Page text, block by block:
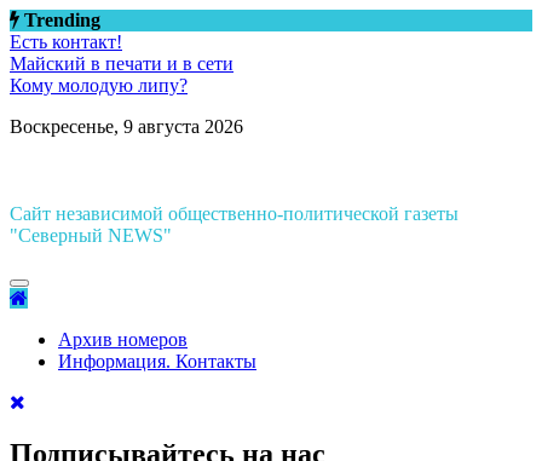
Перейти
к
содержимому
Trending
Есть контакт!
Майский в печати и в сети
Кому молодую липу?
Воскресенье, 9 августа 2026
Сайт независимой общественно-политической газеты
"Северный NEWS"
Архив номеров
Информация. Контакты
Подписывайтесь на нас